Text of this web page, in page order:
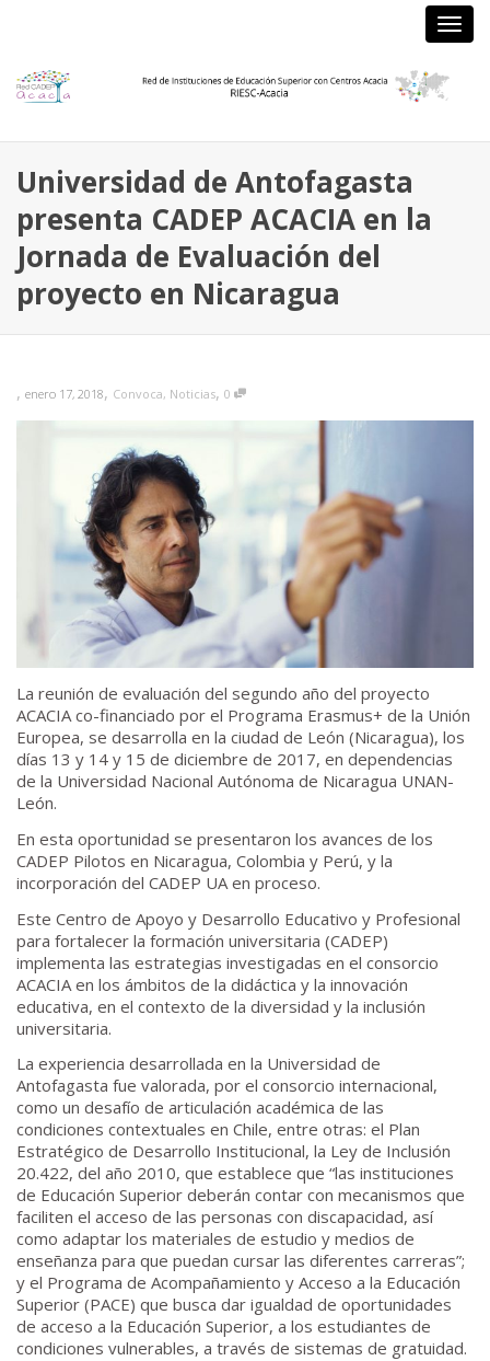
Universidad de Antofagasta
presenta CADEP ACACIA en la
Jornada de Evaluación del
proyecto en Nicaragua
, enero 17, 2018, Convoca, Noticias, 0
La reunión de evaluación del segundo año del proyecto
ACACIA co-financiado por el Programa Erasmus+ de la Unión
Europea, se desarrolla en la ciudad de León (Nicaragua), los
días 13 y 14 y 15 de diciembre de 2017, en dependencias
de la Universidad Nacional Autónoma de Nicaragua UNAN-
León.
En esta oportunidad se presentaron los avances de los
CADEP Pilotos en Nicaragua, Colombia y Perú, y la
incorporación del CADEP UA en proceso.
Este Centro de Apoyo y Desarrollo Educativo y Profesional
para fortalecer la formación universitaria (CADEP)
implementa las estrategias investigadas en el consorcio
ACACIA en los ámbitos de la didáctica y la innovación
educativa, en el contexto de la diversidad y la inclusión
universitaria.
La experiencia desarrollada en la Universidad de
Antofagasta fue valorada, por el consorcio internacional,
como un desafío de articulación académica de las
condiciones contextuales en Chile, entre otras: el Plan
Estratégico de Desarrollo Institucional, la Ley de Inclusión
20.422, del año 2010, que establece que “las instituciones
de Educación Superior deberán contar con mecanismos que
faciliten el acceso de las personas con discapacidad, así
como adaptar los materiales de estudio y medios de
enseñanza para que puedan cursar las diferentes carreras”;
y el Programa de Acompañamiento y Acceso a la Educación
Superior (PACE) que busca dar igualdad de oportunidades
de acceso a la Educación Superior, a los estudiantes de
condiciones vulnerables, a través de sistemas de gratuidad.